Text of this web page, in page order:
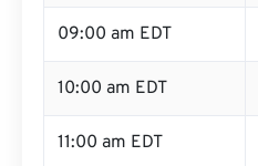
09:00 am EDT
10:00 am EDT
11:00 am EDT